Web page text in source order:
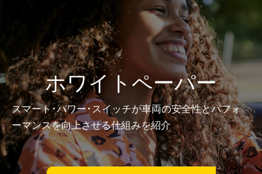
ホワイトペーパー
スマート･パワー･スイッチが車両の安全性とパフォ
ーマンスを向上させる仕組みを紹介